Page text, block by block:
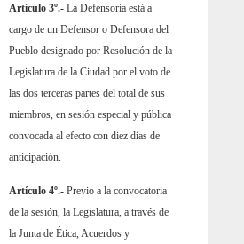
Artículo 3º.- La Defensoría está a
cargo de un Defensor o Defensora del
Pueblo designado por Resolución de la
Legislatura de la Ciudad por el voto de
las dos terceras partes del total de sus
miembros, en sesión especial y pública
convocada al efecto con diez días de
anticipación.
Artículo 4º.- Previo a la convocatoria
de la sesión, la Legislatura, a través de
la Junta de Ética, Acuerdos y